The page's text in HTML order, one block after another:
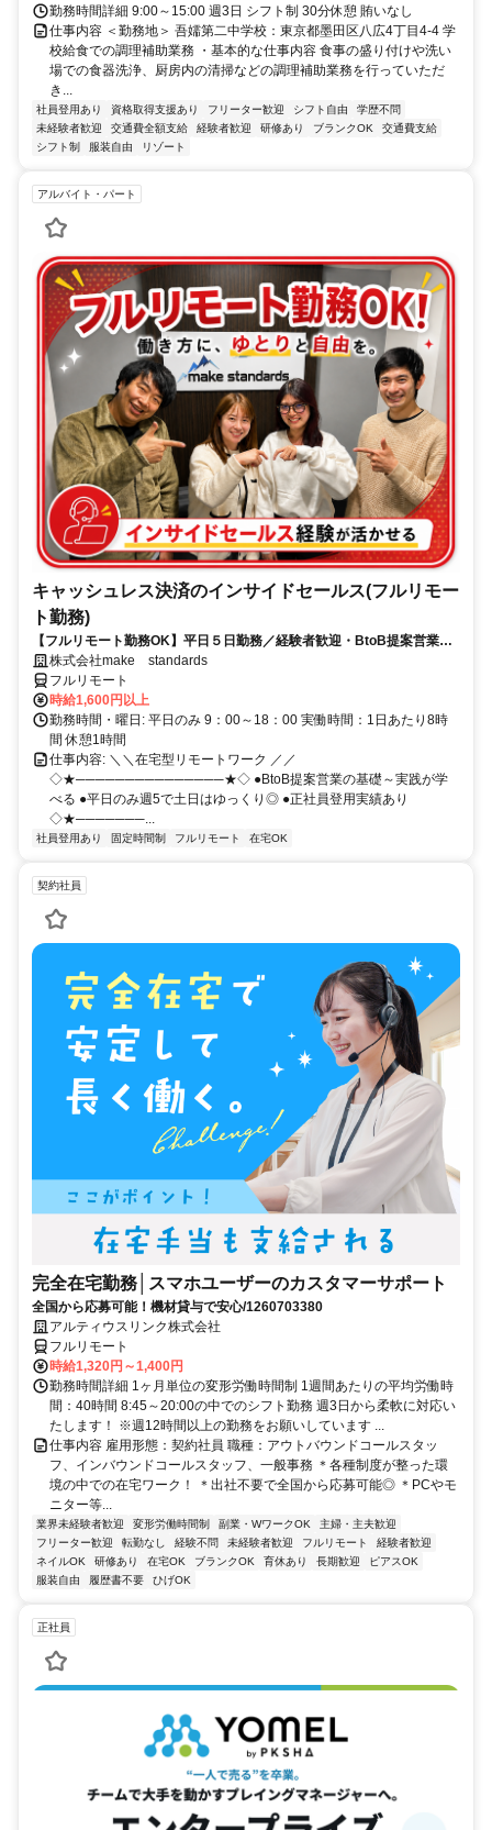
勤務時間詳細 9:00～15:00 週3日 シフト制 30分休憩 賄いなし
仕事内容 ＜勤務地＞ 吾嬬第二中学校：東京都墨田区八広4丁目4-4 学
校給食での調理補助業務 ・基本的な仕事内容 食事の盛り付けや洗い
場での食器洗浄、厨房内の清掃などの調理補助業務を行っていただ
き...
社員登用あり 資格取得支援あり フリーター歓迎 シフト自由
学歴不問
未経験者歓迎
交通費全額支給 経験者歓迎 研修あり ブランクOK
交通費支給
シフト制
服装自由 リゾート
アルバイト・パート
キャッシュレス決済のインサイドセールス(フルリモー
ト勤務)
【フルリモート勤務OK】平日５日勤務／経験者歓迎・BtoB提案営業で
スキルアップ
株式会社make standards
フルリモート
時給1,600円以上
勤務時間・曜日: 平日のみ 9：00～18：00 実働時間：1日あたり8時
間 休憩1時間
仕事内容: ＼＼在宅型リモートワーク ／／
◇★───────────────★◇ ●BtoB提案営業の基礎～実践が学
べる ●平日のみ週5で土日はゆっくり◎ ●正社員登用実績あり
◇★───────...
社員登用あり 固定時間制 フルリモート 在宅OK
契約社員
完全在宅勤務│スマホユーザーのカスタマーサポート
全国から応募可能！機材貸与で安心/1260703380
アルティウスリンク株式会社
フルリモート
時給1,320円～1,400円
勤務時間詳細 1ヶ月単位の変形労働時間制 1週間あたりの平均労働時
間：40時間 8:45～20:00の中でのシフト勤務 週3日から柔軟に対応い
たします！ ※週12時間以上の勤務をお願いしています ...
仕事内容 雇用形態：契約社員 職種：アウトバウンドコールスタッ
フ、インバウンドコールスタッフ、一般事務 ＊各種制度が整った環
境の中での在宅ワーク！ ＊出社不要で全国から応募可能◎ ＊PCやモ
ニター等...
業界未経験者歓迎 変形労働時間制 副業・WワークOK
主婦・主夫歓迎
フリーター歓迎
転勤なし 経験不問 未経験者歓迎 フルリモート
経験者歓迎
ネイルOK
研修あり 在宅OK ブランクOK 育休あり 長期歓迎
ピアスOK
服装自由
履歴書不要 ひげOK
正社員